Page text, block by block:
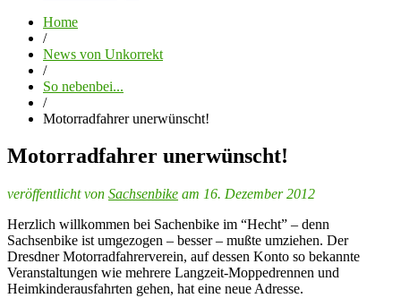
Home
/
News von Unkorrekt
/
So nebenbei...
/
Motorradfahrer unerwünscht!
Motorradfahrer unerwünscht!
veröffentlicht von Sachsenbike am 16. Dezember 2012
Herzlich willkommen bei Sachenbike im “Hecht” – denn
Sachsenbike ist umgezogen – besser – mußte umziehen. Der
Dresdner Motorradfahrerverein, auf dessen Konto so bekannte
Veranstaltungen wie mehrere Langzeit-Moppedrennen und
Heimkinderausfahrten gehen, hat eine neue Adresse.